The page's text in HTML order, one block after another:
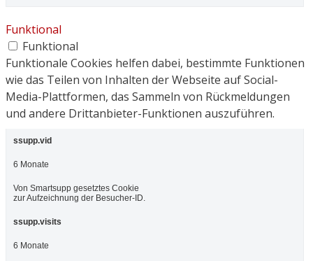
Funktional
Funktional
Funktionale Cookies helfen dabei, bestimmte Funktionen
wie das Teilen von Inhalten der Webseite auf Social-
Media-Plattformen, das Sammeln von Rückmeldungen
und andere Drittanbieter-Funktionen auszuführen.
ssupp.vid
6 Monate
Von Smartsupp gesetztes Cookie
zur Aufzeichnung der Besucher-ID.
ssupp.visits
6 Monate